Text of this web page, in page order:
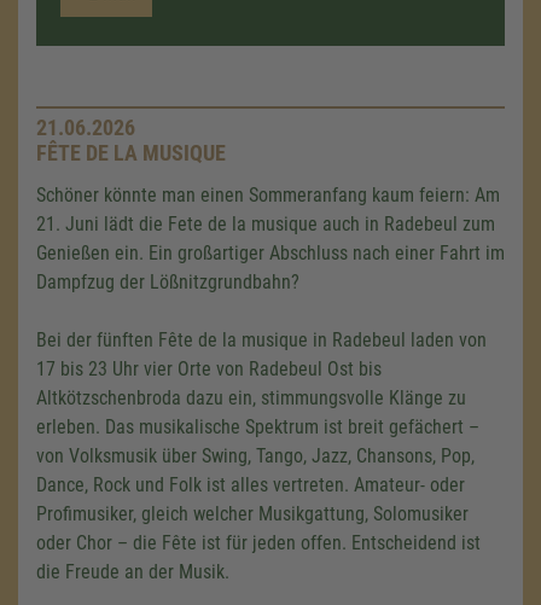
21.06.2026
FÊTE DE LA MUSIQUE
Schöner könnte man einen Sommeranfang kaum feiern: Am
21. Juni lädt die Fete de la musique auch in Radebeul zum
Genießen ein. Ein großartiger Abschluss nach einer Fahrt im
Dampfzug der Lößnitzgrundbahn?
Bei der fünften Fête de la musique in Radebeul laden von
17 bis 23 Uhr vier Orte von Radebeul Ost bis
Altkötzschenbroda dazu ein, stimmungsvolle Klänge zu
erleben. Das musikalische Spektrum ist breit gefächert –
von Volksmusik über Swing, Tango, Jazz, Chansons, Pop,
Dance, Rock und Folk ist alles vertreten. Amateur- oder
Profimusiker, gleich welcher Musikgattung, Solomusiker
oder Chor – die Fête ist für jeden offen. Entscheidend ist
die Freude an der Musik.